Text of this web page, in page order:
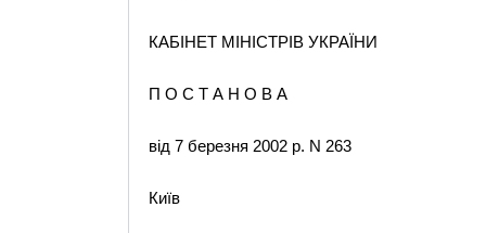
КАБІНЕТ МІНІСТРІВ УКРАЇНИ
П О С Т А Н О В А
від 7 березня 2002 р. N 263
Київ